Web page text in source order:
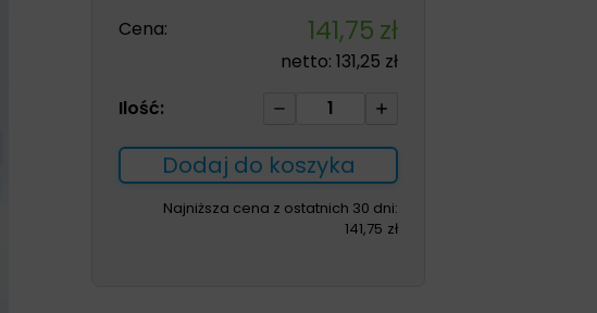
Cena:
141,75 zł
netto:131,25 zł
Ilość:
ilość
22g
kompleks
jodu
Dodaj do koszyka
Najniższa cena z ostatnich 30 dni:
141,75 zł